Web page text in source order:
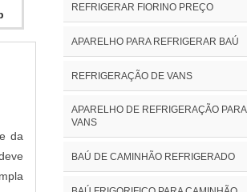
o
de
da
REFRIGERAR FIORINO PREÇO
APARELHO PARA REFRIGERAR BAÚ
REFRIGERAÇÃO DE VANS
APARELHO DE REFRIGERAÇÃO PARA
VANS
BAÚ DE CAMINHÃO REFRIGERADO